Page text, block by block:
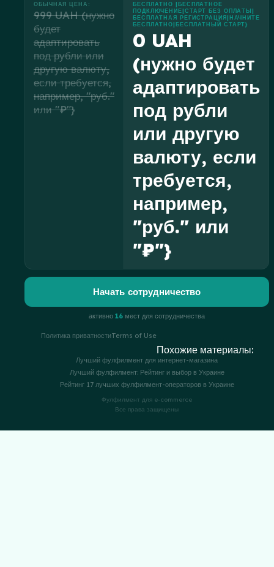
ОБЫЧНАЯ ЦЕНА:
999 UAH (нужно
будет
адаптировать
под рубли или
другую валюту,
если требуется,
например, "руб."
или "₽"}
БЕСПЛАТНО |БЕСПЛАТНОЕ
ПОДКЛЮЧЕНИЕ|СТАРТ БЕЗ ОПЛАТЫ|
БЕСПЛАТНАЯ РЕГИСТРАЦИЯ|НАЧНИТЕ
БЕСПЛАТНО|БЕСПЛАТНЫЙ СТАРТ}
0 UAH
(нужно будет
адаптировать
под рубли
или другую
валюту, если
требуется,
например,
"руб." или
"₽"}
Начать сотрудничество
активно 16 мест для сотрудничества
Политика приватностиTerms of Use
Похожие материалы:
Лучший фулфилмент для интернет-магазина
Лучший фулфилмент: Рейтинг и выбор в Украине
Рейтинг 17 лучших фулфилмент-операторов в Украине
Фулфилмент для e-commerce
Все права защищены